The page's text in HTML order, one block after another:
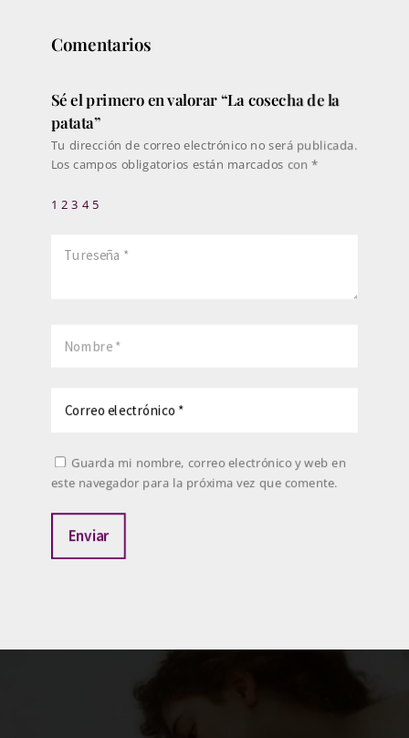
Comentarios
Sé el primero en valorar “La cosecha de la
patata”
Tu dirección de correo electrónico no será publicada.
Los campos obligatorios están marcados con*
1 2 3 4 5
Guarda mi nombre, correo electrónico y web en
este navegador para la próxima vez que comente.
Enviar